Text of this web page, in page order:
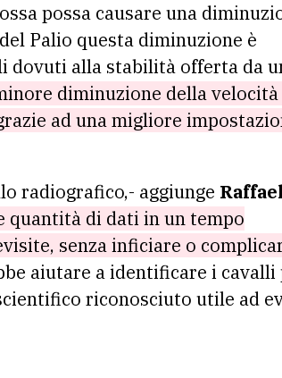
possa causare una
Palio questa diminuzione è
dovuti alla stabilità offerta da
diminuzione della
ad una migliore
radiografico,- aggiunge
quantità di dati in un tempo
senza inficiare o
aiutare a identificare i cavalli
riconosciuto utile ad